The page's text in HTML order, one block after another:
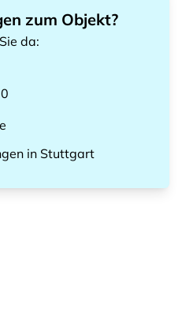
zum Objekt?
da:
in Stuttgart